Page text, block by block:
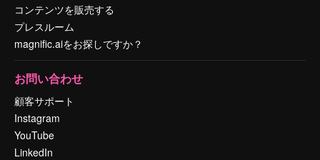
コンテンツを販売する
プレスルーム
magnific.aiをお探しですか？
お問い合わせ
顧客サポート
Instagram
YouTube
LinkedIn